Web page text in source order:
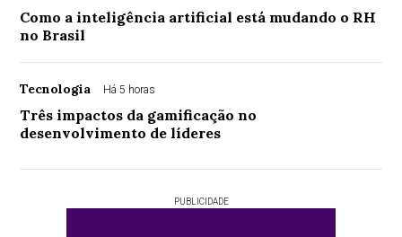
Como a inteligência artificial está mudando o RH
no Brasil
Tecnologia Há 5 horas
Três impactos da gamificação no
desenvolvimento de líderes
PUBLICIDADE